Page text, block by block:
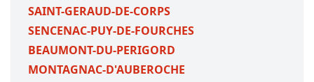
SAINT-GERAUD-DE-CORPS
SENCENAC-PUY-DE-FOURCHES
BEAUMONT-DU-PERIGORD
MONTAGNAC-D'AUBEROCHE